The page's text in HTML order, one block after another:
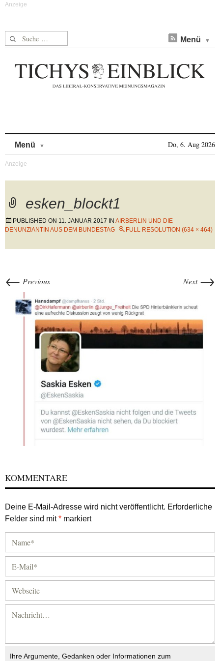
Suche nach: Menü
Menü Do, 6. Aug 2026
esken_blockt1
PUBLISHED ON 11. JANUAR 2017 IN AIRBERLIN UND DIE
DENUNZIANTIN AUS DEM BUNDESTAG
FULL RESOLUTION (634 × 464)
← Previous Next →
KOMMENTARE
Deine E-Mail-Adresse wird nicht veröffentlicht. Erforderliche
Felder sind mit* markiert
Ihre Argumente, Gedanken oder Informationen zum